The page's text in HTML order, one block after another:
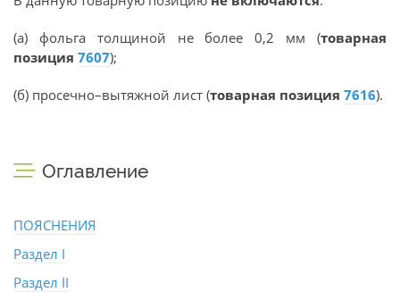
(а) фольга толщиной не более 0,2 мм (товарная
позиция 7607);
(б) просечно–вытяжной лист (товарная позиция 7616).
Оглавление
ПОЯСНЕНИЯ
Раздел I
Раздел II